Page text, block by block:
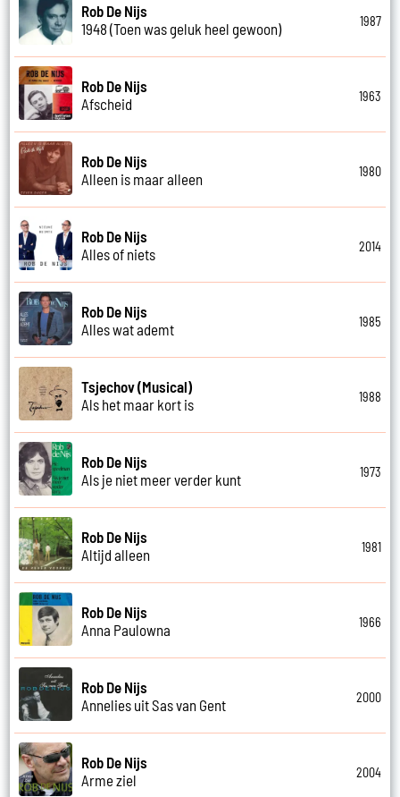
Rob De Nijs
1948 (Toen was geluk heel gewoon)
1987
Rob De Nijs
Afscheid
1963
Rob De Nijs
Alleen is maar alleen
1980
Rob De Nijs
Alles of niets
2014
Rob De Nijs
Alles wat ademt
1985
Tsjechov (Musical)
Als het maar kort is
1988
Rob De Nijs
Als je niet meer verder kunt
1973
Rob De Nijs
Altijd alleen
1981
Rob De Nijs
Anna Paulowna
1966
Rob De Nijs
Annelies uit Sas van Gent
2000
Rob De Nijs
Arme ziel
2004